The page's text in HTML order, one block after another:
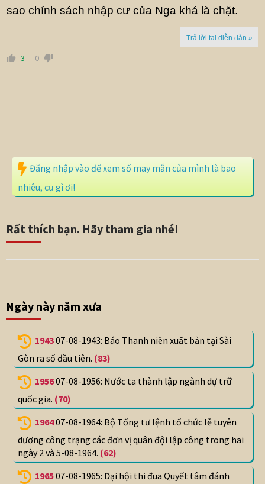
sao chính sách nhập cư của Nga khá là chặt.
Trả lời tại diễn đàn »
3 0
Đăng nhập vào để xem số may mắn của mình là bao
nhiêu, cụ gì ơi!
Rất thích bạn. Hãy tham gia nhé!
Ngày này năm xưa
194307-08-1943: Báo Thanh niên xuất bản tại Sài
Gòn ra số đầu tiên. (83)
195607-08-1956: Nước ta thành lập ngành dự trữ
quốc gia. (70)
196407-08-1964: Bộ Tổng tư lệnh tổ chức lễ tuyên
dương công trạng các đơn vị quân đội lập công trong hai
ngày 2 và 5-08-1964. (62)
196507-08-1965: Đại hội thi đua Quyết tâm đánh